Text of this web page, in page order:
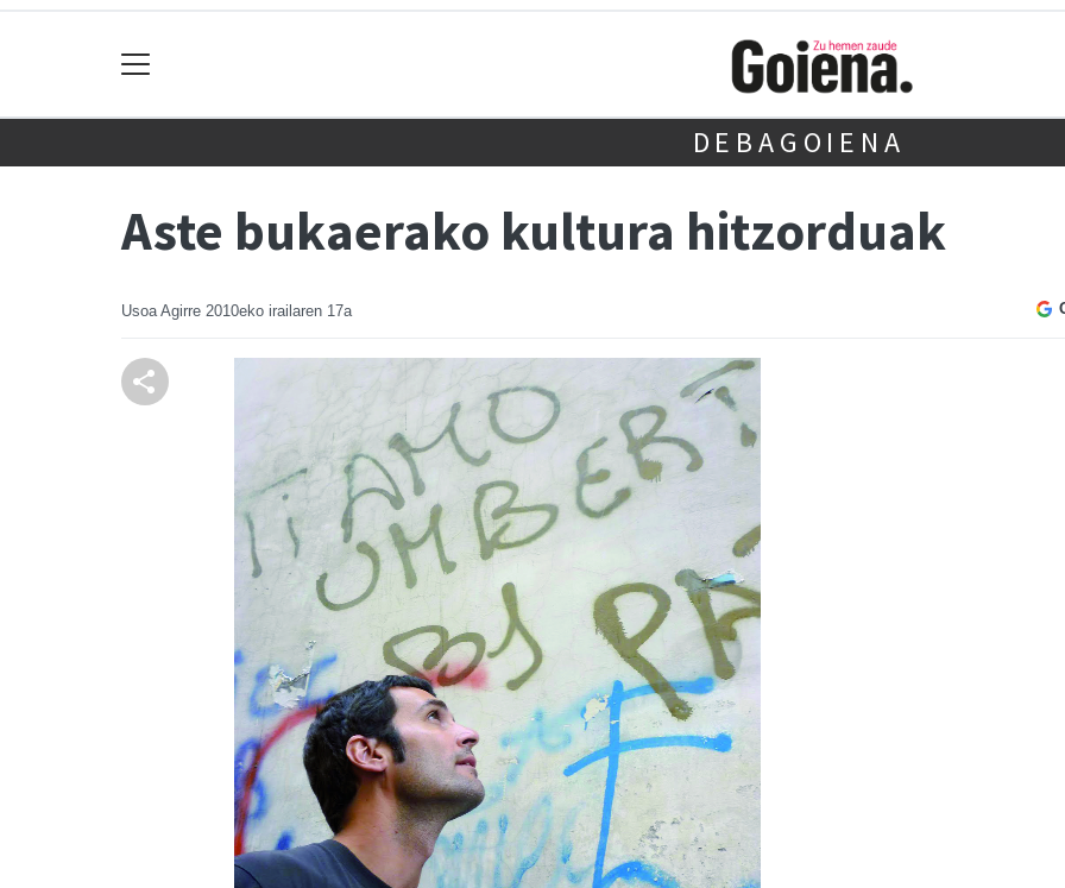
DEBAGOIENA
Aste bukaerako kultura hitzorduak
Usoa Agirre 2010eko irailaren 17a